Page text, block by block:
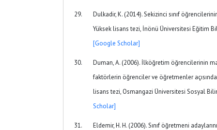
Dulkadir, K. (2014). Sekizinci sınıf
Yüksek lisans tezi, İnönü Üniversitesi Eğitim
[Google Scholar]
Duman, A. (2006). İlköğretim öğrencilerinin
faktörlerin öğrenciler ve öğretmenler
lisans tezi, Osmangazi Üniversitesi Sosyal
Scholar]
Eldemir, H. H. (2006). Sınıf öğretmeni